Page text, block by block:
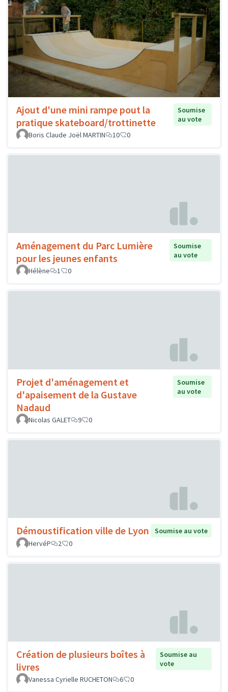
Ajout d'une mini rampe pout la
pratique skateboard/trottinette
Soumise
au vote
Boris Claude Joël MARTIN
10 0
Aménagement du Parc Lumière
pour les jeunes enfants
Soumise
au vote
Hélène
1 0
Projet d'aménagement et
d'apaisement de la Gustave
Nadaud
Soumise
au vote
Nicolas GALET 9 0
Démoustification ville de Lyon
Soumise au vote
HervéP
2 0
Création de plusieurs boîtes à
livres
Soumise au
vote
Vanessa Cyrielle RUCHETON
6 0